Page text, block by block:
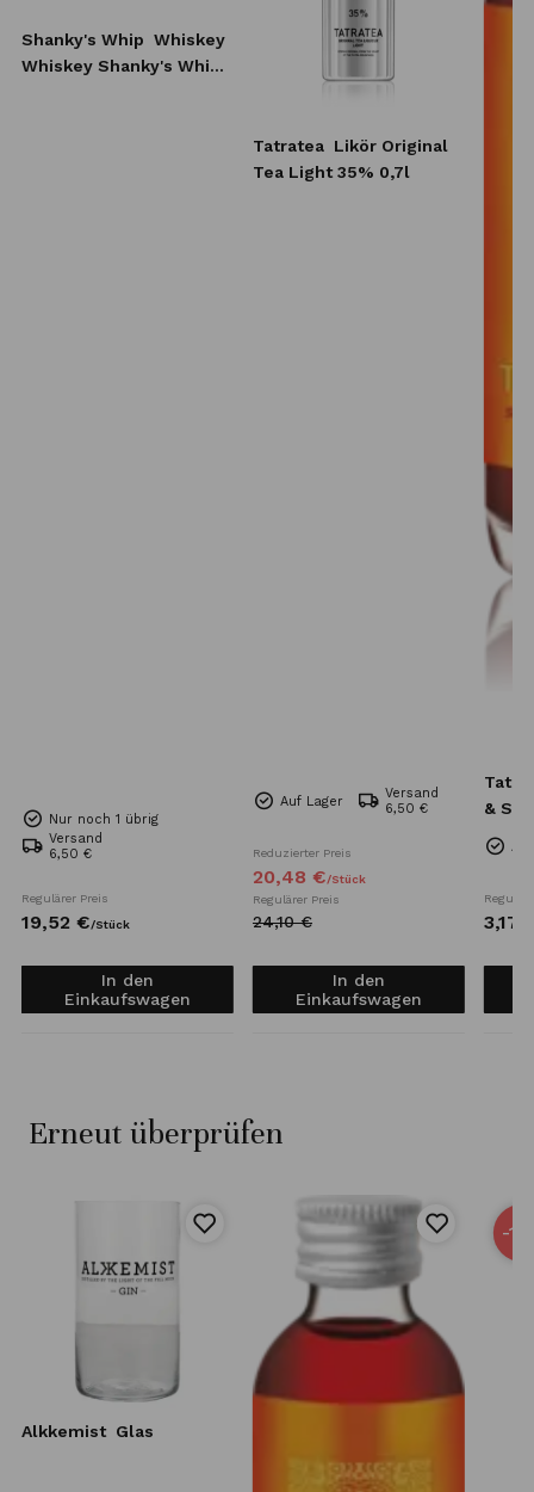
Shanky's Whip Whiskey
Whiskey Shanky's Whip
Nur noch 1 übrig
Versand
6,50 €
Regulärer Preis
19,52 €/Stück
In den
Einkaufswagen
Tatratea Likör Original
Tea Light 35% 0,7l
Auf Lager
Versand
6,50 €
Reduzierter Preis
20,48 €/Stück
Regulärer Preis
24,10 €
In den
Einkaufswagen
&
Mini
3,17
Erneut überprüfen
Alkkemist Glas
-15